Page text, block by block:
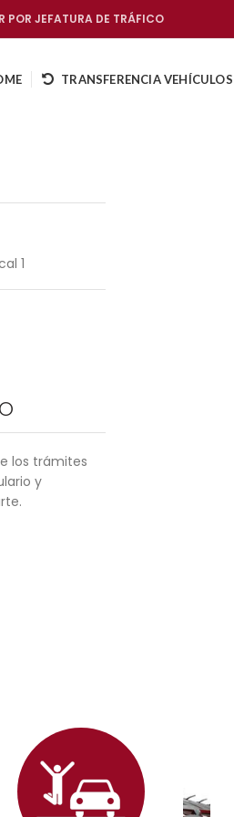
POR JEFATURA DE TRÁFICO
TRANSFERENCIA VEHÍCULOS
1
los trámites
y